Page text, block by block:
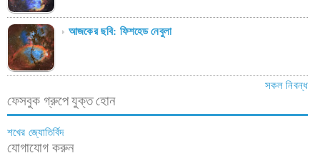
আজকের ছবি: ফিশহেড নেবুলা
সকল নিবন্ধ
ফেসবুক গ্রুপে যুক্ত হোন
শখের জ্যোতির্বিদ
যোগাযোগ করুন